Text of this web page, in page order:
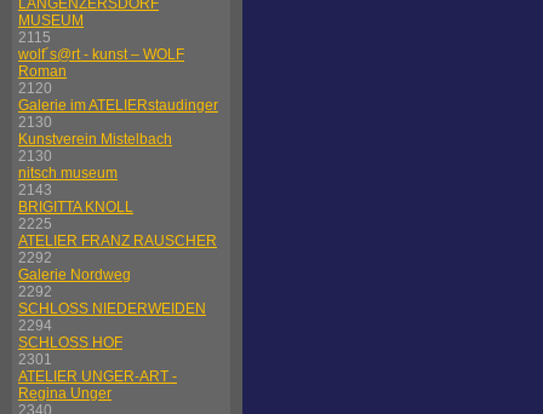
LANGENZERSDORF
MUSEUM
2115
wolf´s@rt - kunst – WOLF
Roman
2120
Galerie im ATELIERstaudinger
2130
Kunstverein Mistelbach
2130
nitsch museum
2143
BRIGITTA KNOLL
2225
ATELIER FRANZ RAUSCHER
2292
Galerie Nordweg
2292
SCHLOSS NIEDERWEIDEN
2294
SCHLOSS HOF
2301
ATELIER UNGER-ART -
Regina Unger
2340